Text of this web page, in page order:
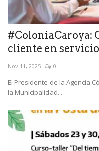
#ColoniaCaroya:
cliente en
Nov 11, 2025 0
El Presidente de la Agencia
la Municipalidad...